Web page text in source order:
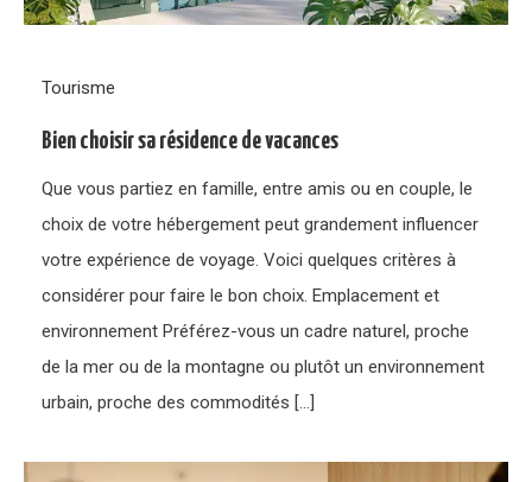
Tourisme
Bien choisir sa résidence de vacances
Que vous partiez en famille, entre amis ou en couple, le
choix de votre hébergement peut grandement influencer
votre expérience de voyage. Voici quelques critères à
considérer pour faire le bon choix. Emplacement et
environnement Préférez-vous un cadre naturel, proche
de la mer ou de la montagne ou plutôt un environnement
urbain, proche des commodités […]